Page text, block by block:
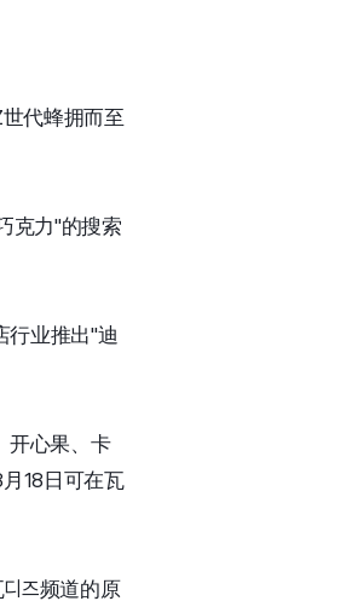
代蜂拥而至
克力"的搜索
行业推出"迪
开心果、卡
18日可在瓦
즈频道的原